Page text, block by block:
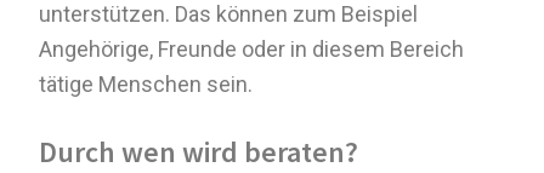
unterstützen. Das können zum Beispiel
Angehörige, Freunde oder in diesem Bereich
tätige Menschen sein.
Durch wen wird beraten?